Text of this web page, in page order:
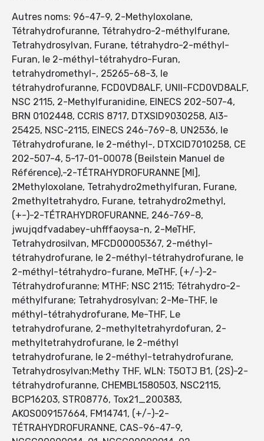
Autres noms: 96-47-9, 2-Methyloxolane,
Tétrahydrofuranne, Tétrahydro-2-méthylfurane,
Tetrahydrosylvan, Furane, tétrahydro-2-méthyl-
Furan, le 2-méthyl-tétrahydro-Furan,
tetrahydromethyl-, 25265-68-3, le
tétrahydrofuranne, FCD0VD8ALF, UNII-FCD0VD8ALF,
NSC 2115, 2-Methylfuranidine, EINECS 202-507-4,
BRN 0102448, CCRIS 8717, DTXSID9030258, AI3-
25425, NSC-2115, EINECS 246-769-8, UN2536, le
Tétrahydrofurane, le 2-méthyl-, DTXCID7010258, CE
202-507-4, 5-17-01-00078 (Beilstein Manuel de
Référence),-2-TÉTRAHYDROFURANNE [MI],
2Methyloxolane, Tetrahydro2methylfuran, Furane,
2methyltetrahydro, Furane, tetrahydro2methyl,
(+-)-2-TÉTRAHYDROFURANNE, 246-769-8,
jwujqdfvadabey-uhfffaoysa-n, 2-MeTHF,
Tetrahydrosilvan, MFCD00005367, 2-méthyl-
tétrahydrofurane, le 2-méthyl-tétrahydrofurane, le
2-méthyl-tétrahydro-furane, MeTHF, (+/-)-2-
Tétrahydrofuranne; MTHF; NSC 2115; Tétrahydro-2-
méthylfurane; Tetrahydrosylvan; 2-Me-THF, le
méthyl-tétrahydrofurane, Me-THF, Le
tetrahydrofurane, 2-methyltetrahyrdofuran, 2-
methyltetrahydrofurane, le 2-méthyl
tetrahydrofurane, le 2-méthyl-tetrahydrofurane,
Tetrahydrosylvan;Methy THF, WLN: T5OTJ B1, (2S)-2-
tétrahydrofuranne, CHEMBL1580503, NSC2115,
BCP16203, STR08776, Tox21_200383,
AKOS009157664, FM14741, (+/-)-2-
TÉTRAHYDROFURANNE, CAS-96-47-9,